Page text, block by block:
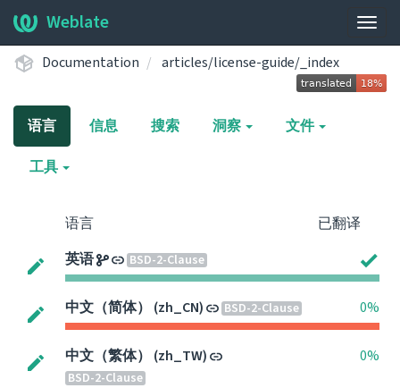
展
开/
起
Weblate
Documentation articles/license-guide/_index
语言 信息 搜索 洞察 文件
工具
语言
已翻译
英语
BSD-2-Clause
中文（简体） (zh_CN) BSD-2-Clause 0%
中文（繁体） (zh_TW)
BSD-2-Clause
0%